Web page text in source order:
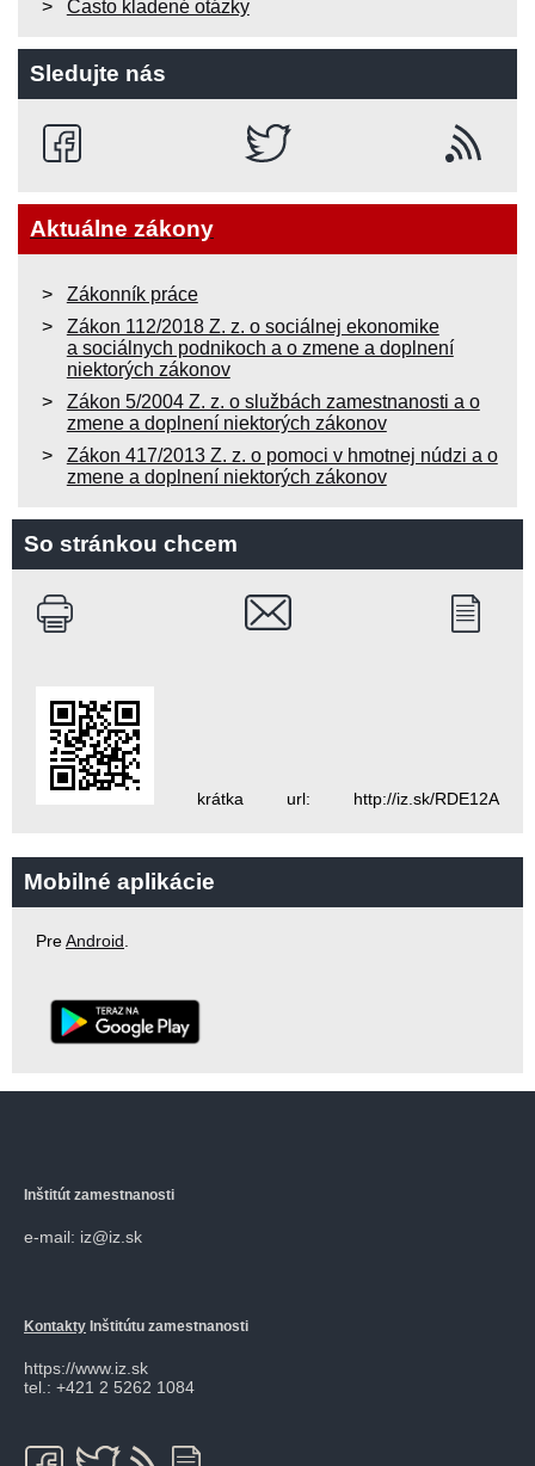
Často kladené otázky
Sledujte nás
Aktuálne zákony
Zákonník práce
Zákon 112/2018 Z. z. o sociálnej ekonomike
a sociálnych podnikoch a o zmene a doplnení
niektorých zákonov
Zákon 5/2004 Z. z. o službách zamestnanosti a o
zmene a doplnení niektorých zákonov
Zákon 417/2013 Z. z. o pomoci v hmotnej núdzi a o
zmene a doplnení niektorých zákonov
So stránkou chcem
krátka url: http://iz.sk/RDE12A
Mobilné aplikácie
PreAndroid.
Inštitút zamestnanosti
e-mail: iz@iz.sk
Kontakty Inštitútu zamestnanosti
https://www.iz.sk
tel.: +421 2 5262 1084